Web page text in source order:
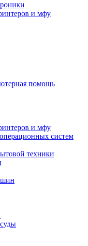
и мфу
помощь
и мфу
систем
техники